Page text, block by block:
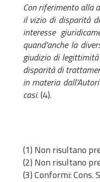
Con riferimento alla
il vizio di disparità
interesse
quand'anche la
giudizio di
disparità di
in materia
casi.(4).
(1) Non risultano
(2) Non risultano
(3) Conformi: Cons.